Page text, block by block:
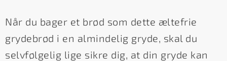
Når du bager et brød som dette æltefrie
grydebrød i en almindelig gryde, skal du
selvfølgelig lige sikre dig, at din gryde kan